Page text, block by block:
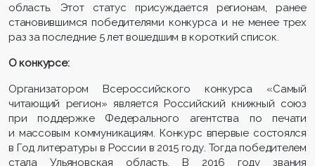
область. Этот статус присуждается регионам, ранее
становившимся победителями конкурса и не менее трех
раз за последние 5 лет вошедшим в короткий список.
О конкурсе:
Организатором Всероссийского конкурса «Самый
читающий регион» является Российский книжный союз
при поддержке Федерального агентства по печати
и массовым коммуникациям. Конкурс впервые состоялся
в Год литературы в России в 2015 году. Тогда победителем
стала Ульяновская область. В 2016 году звания